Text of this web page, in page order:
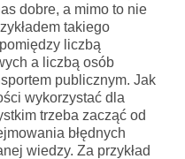
dobre, a mimo to nie
takiego
liczbą
a liczbą osób
publicznym. Jak
wykorzystać dla
trzeba zacząć od
błędnych
wiedzy. Za przykład